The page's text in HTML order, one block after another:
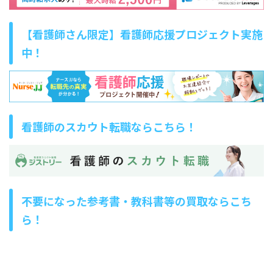
【看護師さん限定】看護師応援プロジェクト実施
中！
看護師のスカウト転職ならこちら！
不要になった参考書・教科書等の買取ならこち
ら！